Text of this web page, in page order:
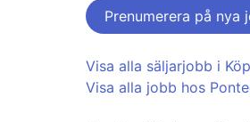
Prenumerera på nya
Visa alla säljarjobb i
Visa alla jobb hos